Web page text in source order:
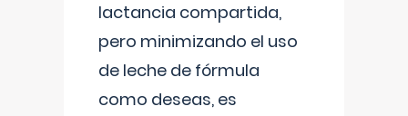
lactancia compartida,
pero minimizando el uso
de leche de fórmula
como deseas, es